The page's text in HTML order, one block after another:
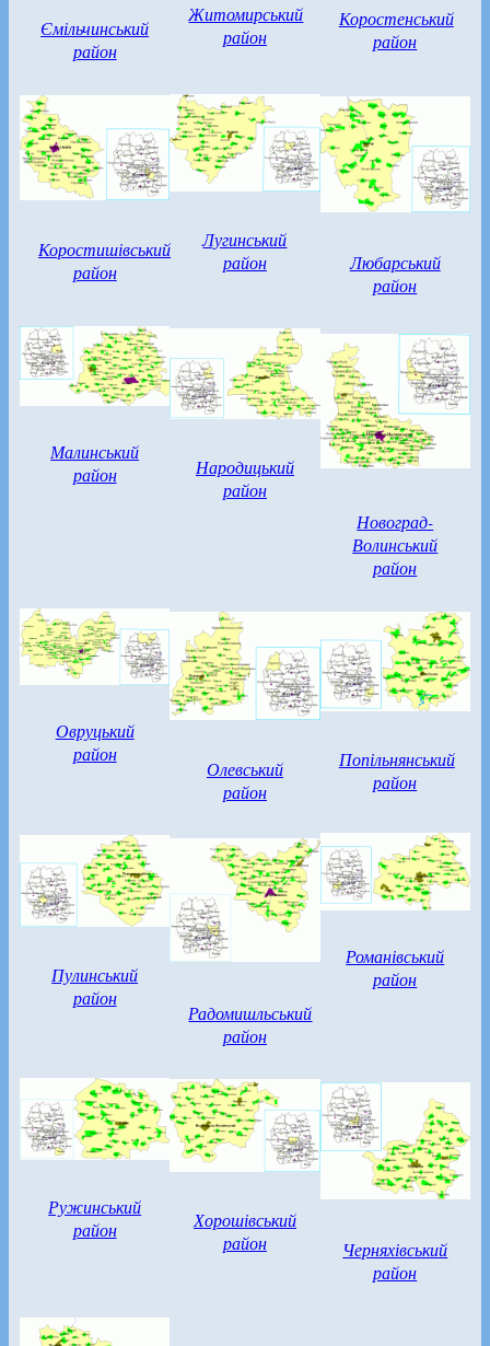
Ємільчинський
район
Житомирський
район
Коростенський
район
Коростишівський
район
Лугинський
район
Любарський
район
Малинський
район
Народицький
район
Новоград-
Волинський
район
Овруцький
район
Олевський
район
Попільнянський
район
Пулинський
район
Радомишльський
район
Романівський
район
Ружинський
район
Хорошівський
район
Черняхівський
район